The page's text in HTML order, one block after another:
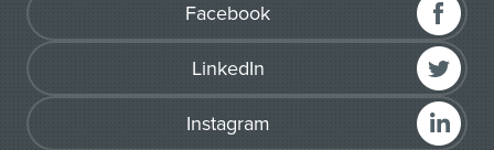
Facebook
LinkedIn
Instagram